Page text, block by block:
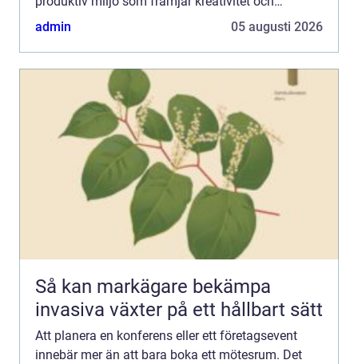
samarbete. I Halmstad, den pittoreska s...
admin 05 augusti 2026
Så kan markägare bekämpa
invasiva växter på ett hållbart sätt
Att planera en konferens eller ett företagsevent
innebär mer än att bara boka ett mötesrum. Det